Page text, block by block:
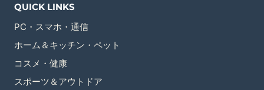
QUICK LINKS
PC・スマホ・通信
ホーム＆キッチン・ペット
コスメ・健康
スポーツ＆アウトドア